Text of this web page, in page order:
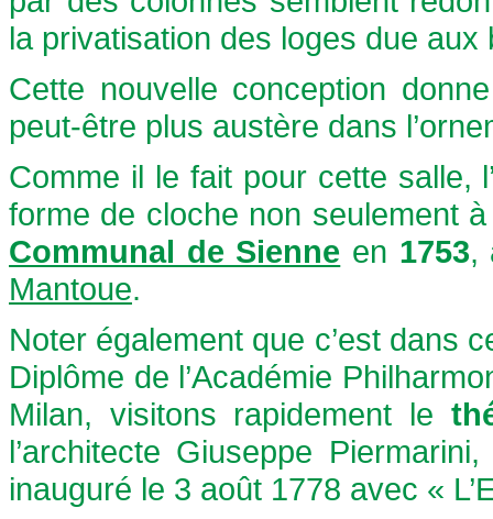
la privatisation des loges due
Cette nouvelle conception
peut-être plus austère dans
Comme il le fait pour cette salle,
forme de cloche non seulement
Communal de Sienne en 1753,
Mantoue.
Noter également que c’est dans
Diplôme de l’Académie
Milan, visitons rapidement le
l’architecte Giuseppe
inauguré le 3 août 1778 avec «